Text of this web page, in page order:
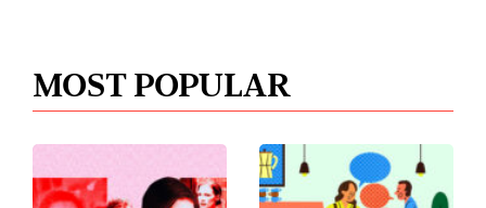
MOST POPULAR